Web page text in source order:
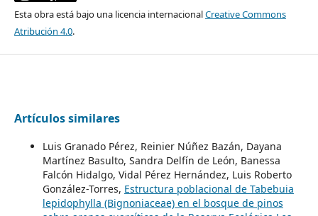
Esta obra está bajo una licencia internacionalCreative Commons
Atribución 4.0.
Artículos similares
Luis Granado Pérez, Reinier Núñez Bazán, Dayana
Martínez Basulto, Sandra Delfín de León, Banessa
Falcón Hidalgo, Vidal Pérez Hernández, Luis Roberto
González-Torres, Estructura poblacional de Tabebuia
lepidophylla (Bignoniaceae) en el bosque de pinos